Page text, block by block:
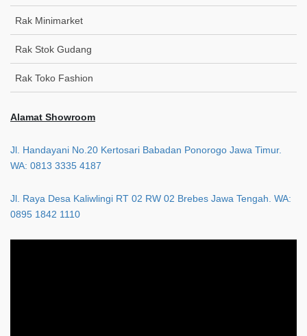
Rak Minimarket
Rak Stok Gudang
Rak Toko Fashion
Alamat Showroom
Jl. Handayani No.20 Kertosari Babadan Ponorogo Jawa Timur.
WA: 0813 3335 4187
Jl. Raya Desa Kaliwlingi RT 02 RW 02 Brebes Jawa Tengah. WA:
0895 1842 1110